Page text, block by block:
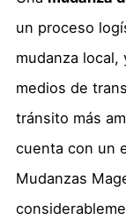
un proceso
mudanza
medios de
tránsito más
cuenta con un
Mudanzas